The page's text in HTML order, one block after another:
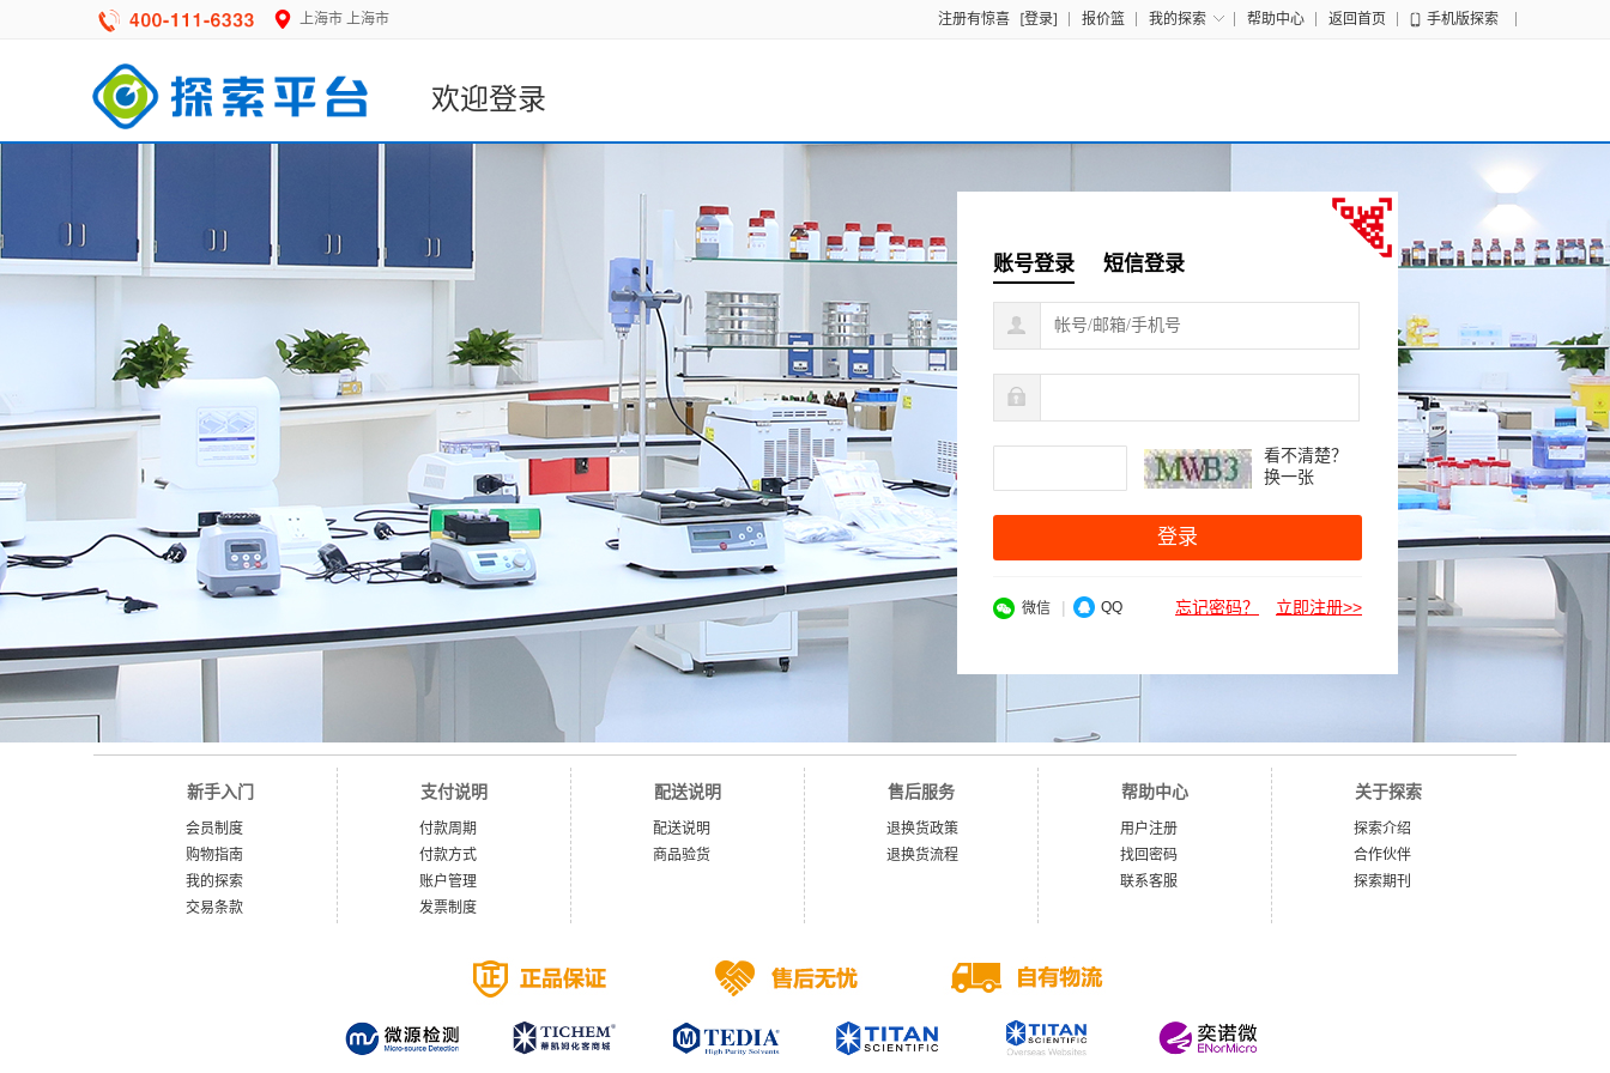
上海市 上海市 注册有惊喜 [登录] 报价篮 我的探索 帮助中心 返回首页 手机版探索
欢迎登录
账号登录 短信登录
看不清楚？
换一张
登录
微信 | QQ 忘记密码？ 立即注册>>
新手入门
会员制度
购物指南
我的探索
交易条款
支付说明
付款周期
付款方式
账户管理
发票制度
配送说明
配送说明
商品验货
售后服务
退换货政策
退换货流程
帮助中心
用户注册
找回密码
联系客服
关于探索
探索介绍
合作伙伴
探索期刊